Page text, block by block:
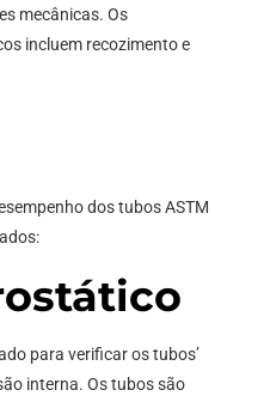
mecânicas. Os
incluem recozimento e
dos tubos ASTM
para verificar os tubos’
interna. Os tubos são